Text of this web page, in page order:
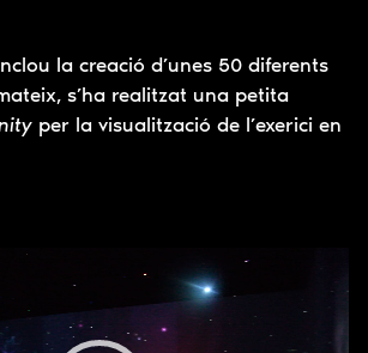
la creació d’unes 50 diferents
s’ha realitzat una petita
per la visualització de l’exerici en